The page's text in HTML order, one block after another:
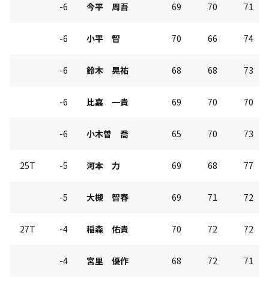
-6 今平 周吾 69 70 71
-6 小平 智 70 66 74
-6 鈴木 晃祐 68 68 73
-6 比嘉 一貴 69 70 70
-6 小木曽 喬 65 70 73
25T -5 河本 力 69 68 77
-5 大槻 智春 69 71 72
27T -4 稲森 佑貴 70 72 72
-4 宮里 優作 68 72 71